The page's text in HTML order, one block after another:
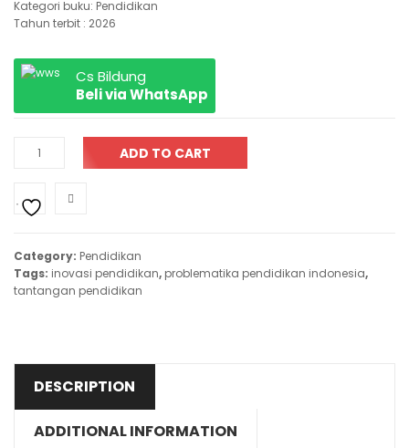
Kategori buku: Pendidikan
Tahun terbit : 2026
Cs Bildung
Beli via WhatsApp
ADD TO CART
Category: Pendidikan
Tags: inovasi pendidikan, problematika pendidikan indonesia,
tantangan pendidikan
DESCRIPTION
ADDITIONAL INFORMATION